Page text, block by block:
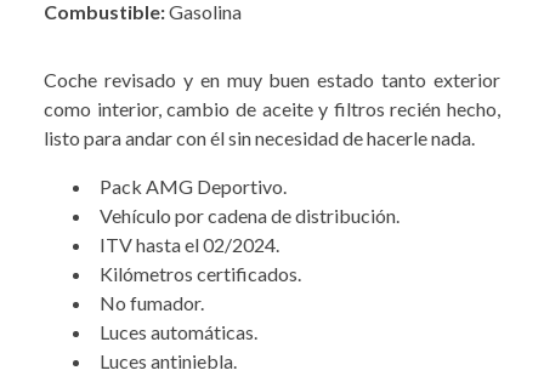
Combustible:Gasolina
Coche revisado y en muy buen estado tanto exterior
como interior, cambio de aceite y filtros recién hecho,
listo para andar con él sin necesidad de hacerle nada.
Pack AMG Deportivo.
Vehículo por cadena de distribución.
ITV hasta el 02/2024.
Kilómetros certificados.
No fumador.
Luces automáticas.
Luces antiniebla.